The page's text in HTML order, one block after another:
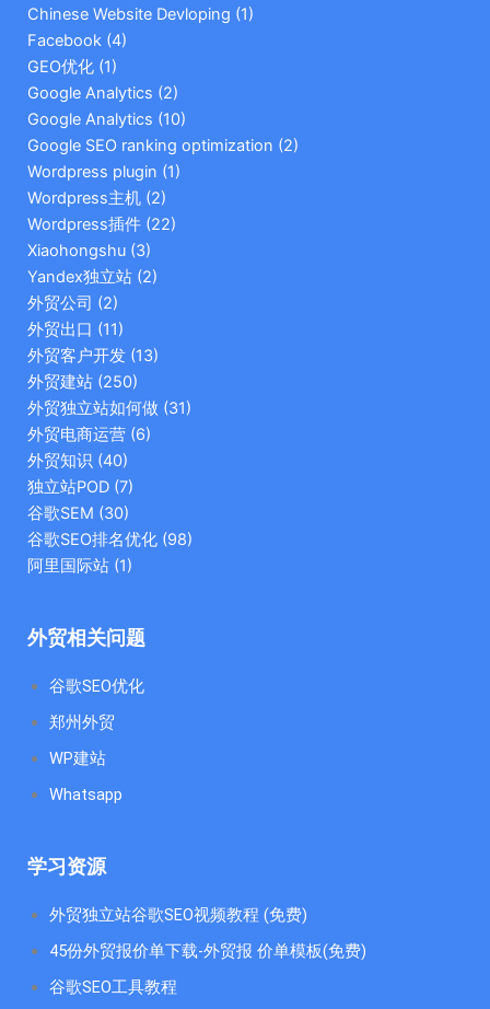
Chinese Website Devloping (1)
Facebook (4)
GEO优化 (1)
Google Analytics (2)
Google Analytics (10)
Google SEO ranking optimization (2)
Wordpress plugin (1)
Wordpress主机 (2)
Wordpress插件 (22)
Xiaohongshu (3)
Yandex独立站 (2)
外贸公司 (2)
外贸出口 (11)
外贸客户开发 (13)
外贸建站 (250)
外贸独立站如何做 (31)
外贸电商运营 (6)
外贸知识 (40)
独立站POD (7)
谷歌SEM (30)
谷歌SEO排名优化 (98)
阿里国际站 (1)
外贸相关问题
谷歌SEO优化
郑州外贸
WP建站
Whatsapp
学习资源
外贸独立站谷歌SEO视频教程 (免费)
45份外贸报价单下载-外贸报 价单模板(免费)
谷歌SEO工具教程